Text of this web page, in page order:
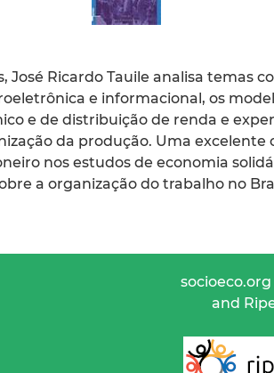
José Ricardo Tauile analisa temas
e informacional, os
e de distribuição de renda e
da produção. Uma excelente
nos estudos de economia
a organização do trabalho no
and